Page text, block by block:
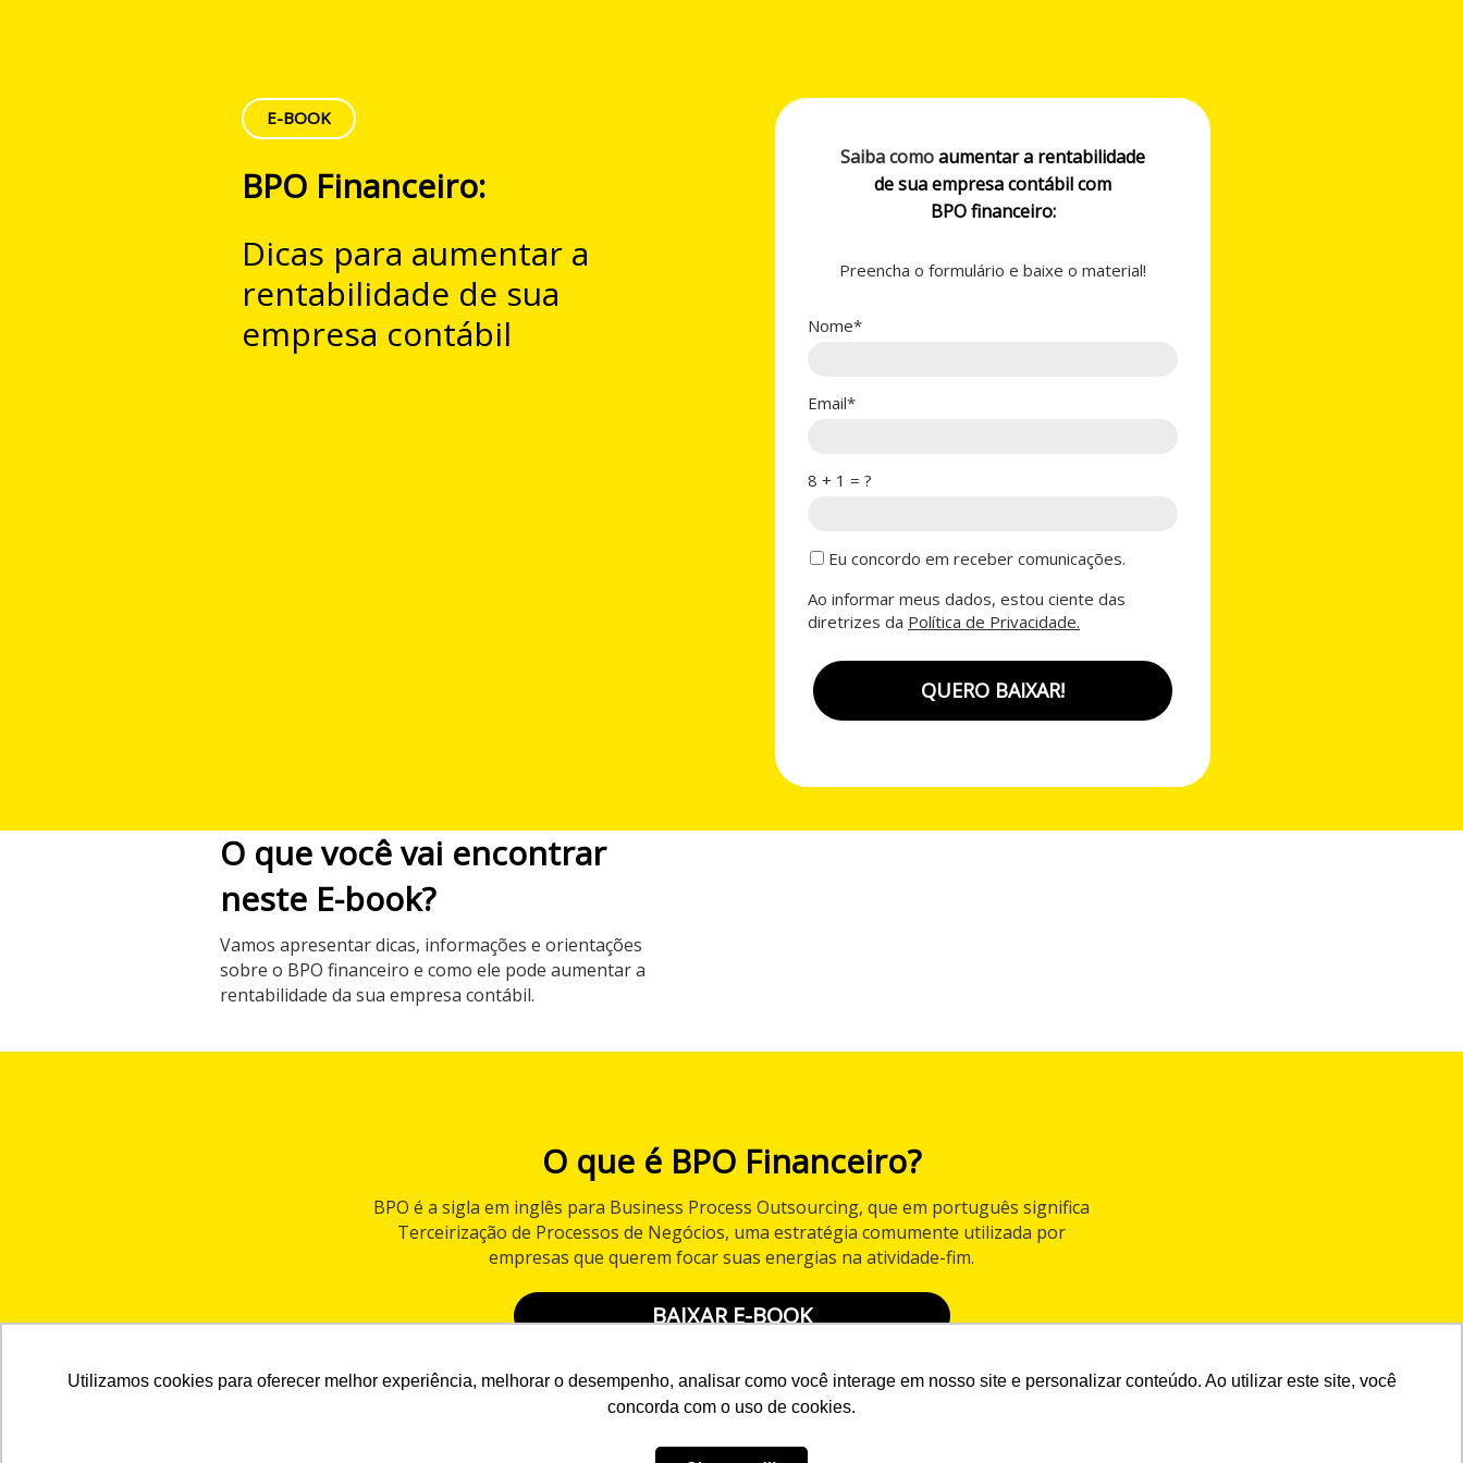
Utilizamos cookies para oferecer melhor experiência, melhorar o desempenho, analisar como você interage em nosso site e personalizar conteúdo. Ao utilizar este site, você
concorda com o uso de cookies.
E-BOOK
BPO Financeiro:
Dicas para aumentar a
rentabilidade de sua
empresa contábil
Saiba comoaumentar a rentabilidade
de sua empresa contábil com
BPO financeiro:
Preencha o formulário e baixe o material!
Nome*
Email*
8 + 1 = ?
Eu concordo em receber comunicações.
Ao informar meus dados, estou ciente das
diretrizes da Política de Privacidade.
QUERO BAIXAR!
O que você vai encontrar
neste E-book?
Vamos apresentar dicas, informações e orientações
sobre o BPO financeiro e como ele pode aumentar a
rentabilidade da sua empresa contábil.
O que é BPO Financeiro?
BPO é a sigla em inglês para Business Process Outsourcing, que em português significa
Terceirização de Processos de Negócios, uma estratégia comumente utilizada por
empresas que querem focar suas energias na atividade-fim.
BAIXAR E-BOOK